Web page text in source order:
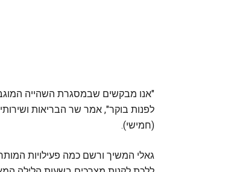
לפנות בוקר", אמר שר הבריאות
(חמישי).
גאלי המשיך ורשם כמה פעילויות